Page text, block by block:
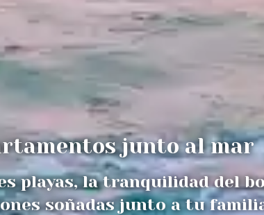
junto al mar
playas, la tranquilidad del
soñadas junto a tu